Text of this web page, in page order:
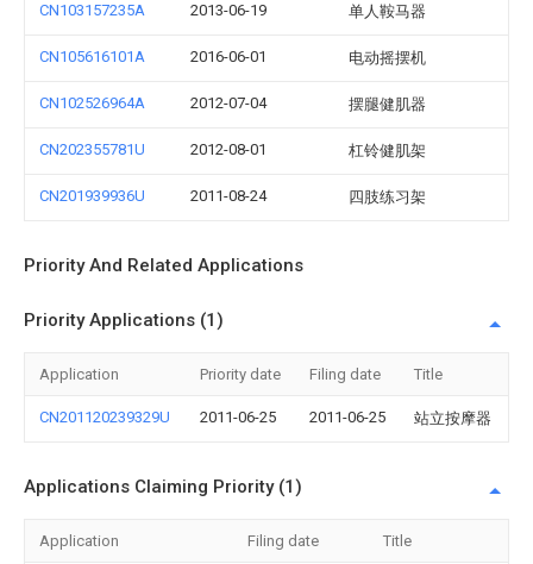
CN103157235A 2013-06-19 单人鞍马器
CN105616101A 2016-06-01 电动摇摆机
CN102526964A 2012-07-04 摆腿健肌器
CN202355781U 2012-08-01 杠铃健肌架
CN201939936U 2011-08-24 四肢练习架
Priority And Related Applications
Priority Applications (1)
Application Priority date Filing date Title
CN201120239329U 2011-06-25 2011-06-25 站立按摩器
Applications Claiming Priority (1)
Application Filing date Title